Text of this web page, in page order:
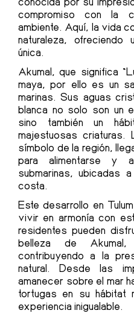
compromiso con la
ambiente. Aquí, la vida
naturaleza,
única.
Akumal, que significa
maya, por ello es un
marinas. Sus aguas
blanca no solo son un
sino también un
majestuosas criaturas.
símbolo de la región,
para alimentarse y
submarinas, ubicadas
costa.
Este desarrollo en
vivir en armonía con
residentes pueden
belleza de
contribuyendo a la
natural. Desde las
amanecer sobre el mar
tortugas en su hábitat
experiencia inigualable.